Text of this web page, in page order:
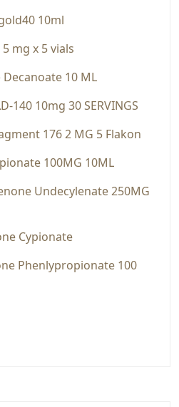
10ml
mg x 5 vials
10 ML
140 10mg 30 SERVINGS
176 2 MG 5 Flakon
100MG 10ML
Undecylenate 250MG
Cypionate
Phenlypropionate 100